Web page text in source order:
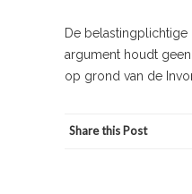
De
argument houdt
op grond van de
Share this Post